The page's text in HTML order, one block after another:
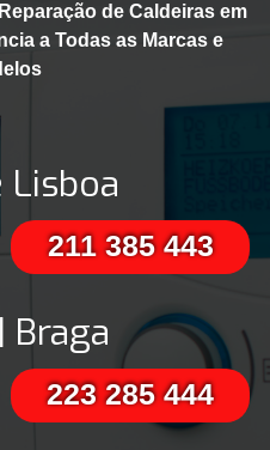
de Caldeiras em
a Todas as Marcas e
Lisboa
211 385 443
Braga
223 285 444